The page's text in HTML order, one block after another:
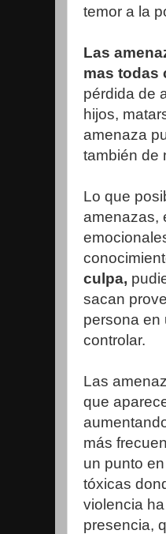
temor a la
Las
mas todas
pérdida de
hijos,
amenaza
también de
Lo que
amenazas,
culpa,
sacan
persona en
controlar.
Las
que
más
un punto
tóxicas
violencia
presencia,